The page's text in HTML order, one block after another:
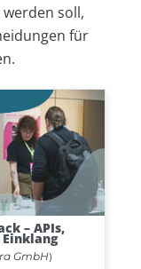
soll,
für